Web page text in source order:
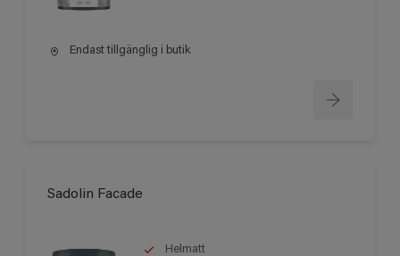
Endast tillgänglig i butik
Sadolin Facade
Helmatt